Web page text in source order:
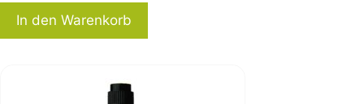
In den Warenkorb